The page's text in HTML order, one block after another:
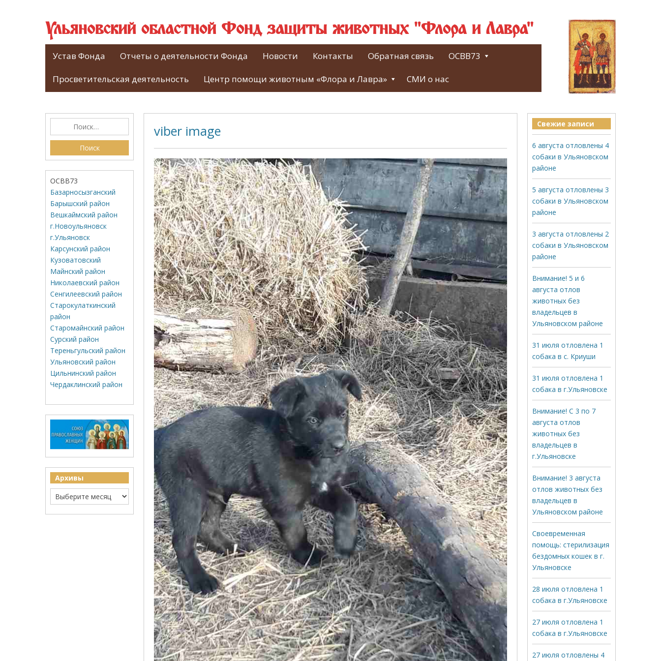
Ульяновский областной Фонд защиты животных "Флора и Лавра"
Устав Фонда Отчеты о деятельности Фонда Новости Контакты Обратная связь ОСВВ73
Просветительская деятельность Центр помощи животным «Флора и Лавра» СМИ о нас
viber image
ОСВВ73
Базарносызганский
Барышский район
Вешкаймский район
г.Новоульяновск
г.Ульяновск
Карсунский район
Кузоватовский
Майнский район
Николаевский район
Сенгилеевский район
Старокулаткинский
район
Старомайнский район
Сурский район
Тереньгульский район
Ульяновский район
Цильнинский район
Чердаклинский район
Архивы
Свежие записи
6 августа отловлены 4
собаки в Ульяновском
районе
5 августа отловлены 3
собаки в Ульяновском
районе
3 августа отловлены 2
собаки в Ульяновском
районе
Внимание! 5 и 6
августа отлов
животных без
владельцев в
Ульяновском районе
31 июля отловлена 1
собака в с. Криуши
31 июля отловлена 1
собака в г.Ульяновске
Внимание! С 3 по 7
августа отлов
животных без
владельцев в
г.Ульяновске
Внимание! 3 августа
отлов животных без
владельцев в
Ульяновском районе
Своевременная
помощь: стерилизация
бездомных кошек в г.
Ульяновске
28 июля отловлена 1
собака в г.Ульяновске
27 июля отловлена 1
собака в г.Ульяновске
27 июля отловлены 4